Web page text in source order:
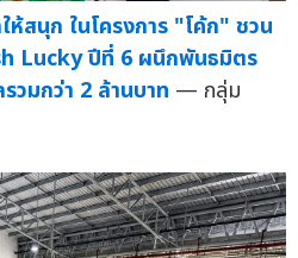
ห้สนุก ในโครงการ "โค้ก" ชวน
Lucky ปีที่ 6 ผนึกพันธมิตร
วมกว่า 2 ล้านบาท — กลุ่ม